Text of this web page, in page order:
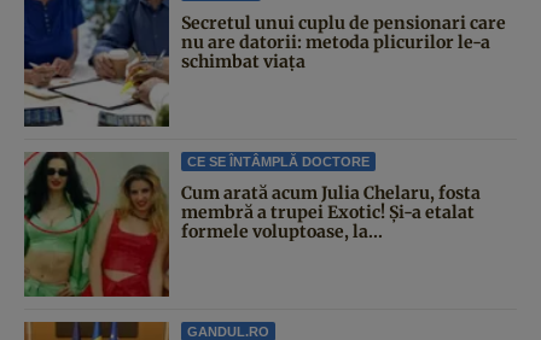
Secretul unui cuplu de pensionari care
nu are datorii: metoda plicurilor le-a
schimbat viața
CE SE ÎNTÂMPLĂ DOCTORE
Cum arată acum Julia Chelaru, fosta
membră a trupei Exotic! Și-a etalat
formele voluptoase, la...
GANDUL.RO